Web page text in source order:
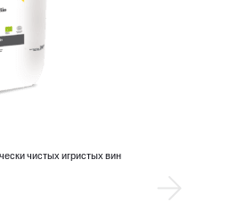
чистых игристых вин